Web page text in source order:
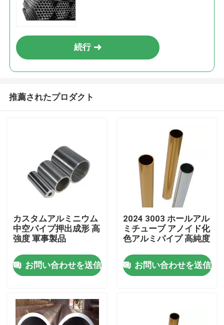
家
続行
推薦されたプロダクト
カスタムアルミニウム
中空パイプ押出成形 高
強度 軍事製品
お問い合わせを送信
2024 3003 ホールアル
ミチューブ アノイド化
色アルミパイプ 高純度
お問い合わせを送信